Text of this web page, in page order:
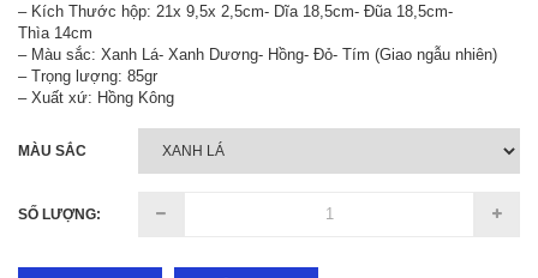
– Kích Thước hộp: 21x 9,5x 2,5cm- Dĩa 18,5cm- Đũa 18,5cm-
Thìa 14cm
– Màu sắc: Xanh Lá- Xanh Dương- Hồng- Đỏ- Tím (Giao ngẫu nhiên)
– Trọng lượng: 85gr
– Xuất xứ: Hồng Kông
MÀU SẮC
SỐ LƯỢNG: